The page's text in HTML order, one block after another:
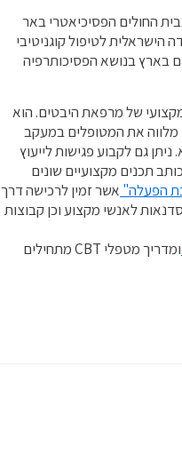
החולים הפסיכיאטרי באר
לטיפול קוגניטיבי
בארץ בנושא הפסיכותרפיה
של מרפאת היבטים. הוא
מלווה את המטופלים במעקב
גם לקבוע פגישות לייעוץ
תכנים מקצועיים שונים
הפעלה" אשר זמין לרכישה דרך
לאנשי מקצוע וכן קבוצות
ומדריך מטפלי CBT מתחילים